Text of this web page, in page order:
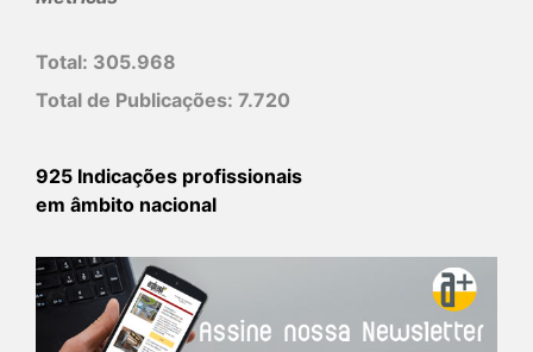
Total: 305.968
Total de Publicações: 7.720
925 Indicações profissionais
em âmbito nacional